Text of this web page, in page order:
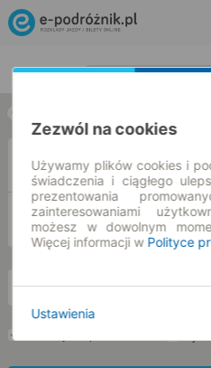
Z
DO
pn. 10 sie.
Zezwól na cookies
Używamy plików cookies i
świadczenia i ciągłego
prezentowania
zainteresowaniami
możesz w dowolnym
Więcej informacji w Polityce
Ustawienia